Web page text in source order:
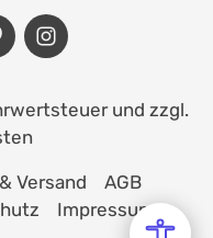
und zzgl.
Versand
AGB
Impressum